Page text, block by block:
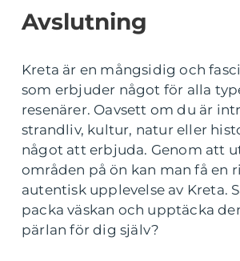
Avslutning
Kreta är en mångsidig och
som erbjuder något för alla
resenärer. Oavsett om du är
strandliv, kultur, natur eller
något att erbjuda. Genom att
områden på ön kan man få en
autentisk upplevelse av Kreta.
packa väskan och upptäcka
pärlan för dig själv?